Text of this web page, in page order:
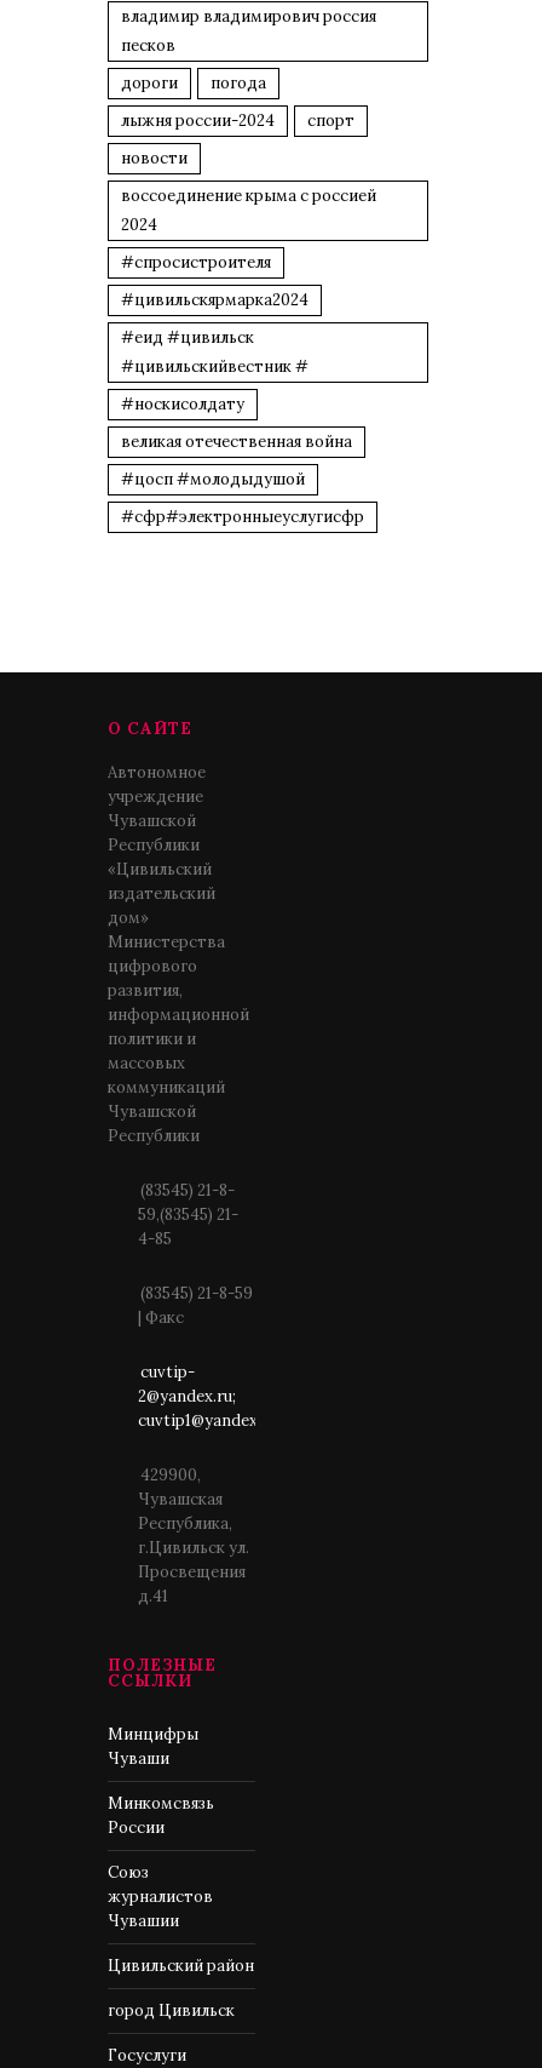
владимир владимирович россия
песков
дороги
погода
лыжня россии-2024
спорт
новости
воссоединение крыма с россией
2024
#спросистроителя
#цивильскярмарка2024
#еид #цивильск
#цивильскийвестник #
#носкисолдату
великая отечественная война
#цосп #молодыдушой
#сфр#электронныеуслугисфр
О САЙТЕ
Автономное
учреждение
Чувашской
Республики
«Цивильский
издательский
дом»
Министерства
цифрового
развития,
информационной
политики и
массовых
коммуникаций
Чувашской
Республики
(83545) 21-8-
59,(83545) 21-
4-85
(83545) 21-8-59
| Факс
cuvtip-
2@yandex.ru;
cuvtip1@yandex.ru
429900,
Чувашская
Республика,
г.Цивильск ул.
Просвещения
д.41
ПОЛЕЗНЫЕ
ССЫЛКИ
Минцифры
Чуваши
Минкомсвязь
России
Союз
журналистов
Чувашии
Цивильский район
город Цивильск
Госуслуги